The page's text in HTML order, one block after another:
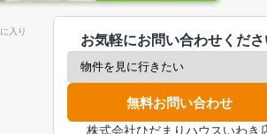
入り
お気軽にお問い合わせくださ
無料お問い合わせ
株式会社ひだまりハウスいわき